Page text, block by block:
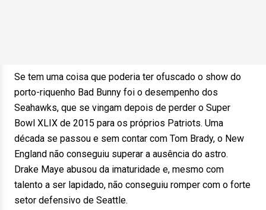
Se tem uma coisa que poderia ter ofuscado o show do
porto-riquenho Bad Bunny foi o desempenho dos
Seahawks, que se vingam depois de perder o Super
Bowl XLIX de 2015 para os próprios Patriots. Uma
década se passou e sem contar com Tom Brady, o New
England não conseguiu superar a ausência do astro.
Drake Maye abusou da imaturidade e, mesmo com
talento a ser lapidado, não conseguiu romper com o forte
setor defensivo de Seattle.